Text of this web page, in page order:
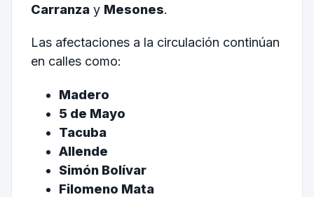
Carranzay Mesones.
Las afectaciones a la circulación continúan
en calles como:
Madero
5 de Mayo
Tacuba
Allende
Simón Bolívar
Filomeno Mata